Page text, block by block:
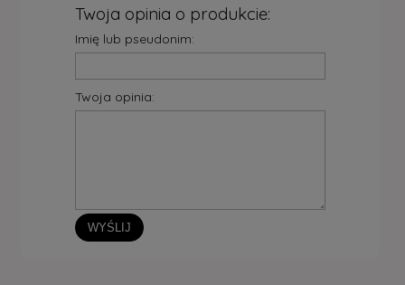
Twoja opinia o produkcie:
Imię lub pseudonim:
Twoja opinia:
WYŚLIJ